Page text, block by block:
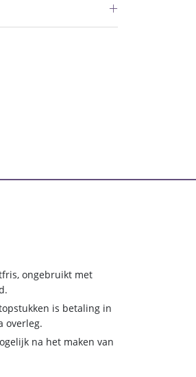
ongebruikt met
is betaling in
overleg.
na het maken van